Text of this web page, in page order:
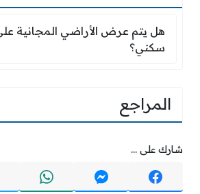
هل يتم عرض الأراضي
هل يتم عرض الأراضي المجانية
سكني؟
المراجع
شارك على ...